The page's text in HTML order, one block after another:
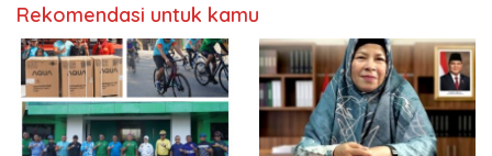
Rekomendasi untuk kamu